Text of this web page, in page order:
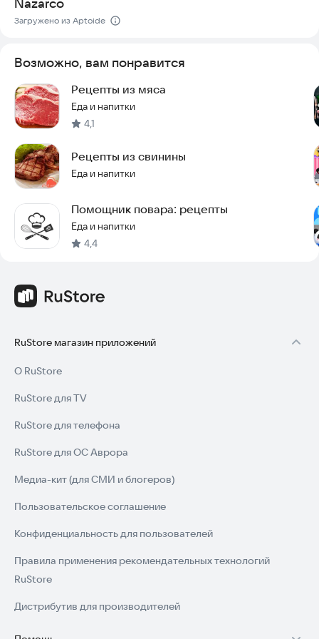
Загружено из Aptoide
Возможно, вам понравится
Рецепты из мяса
Еда и напитки
4,1
Рецепты из свинины
Еда и напитки
Помощник повара: рецепты
Еда и напитки
4,4
RuStore магазин приложений
О RuStore
RuStore для TV
RuStore для телефона
RuStore для ОС Аврора
Медиа-кит (для СМИ и блогеров)
Пользовательское соглашение
Конфиденциальность для пользователей
Правила применения рекомендательных технологий
RuStore
Дистрибутив для производителей